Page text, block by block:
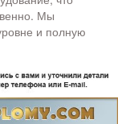
Мы
и полную